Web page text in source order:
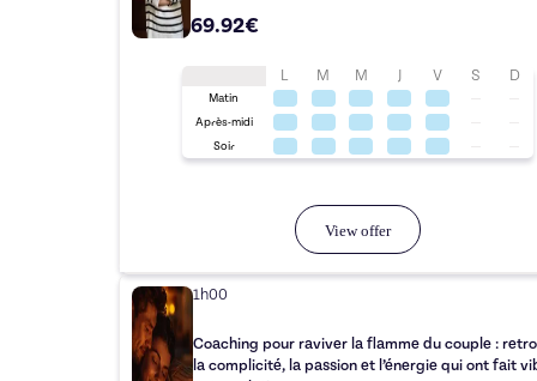
69.92€
L M M J V S D
Matin
Après-midi
Soir
View offer
1h00
Coaching pour raviver la flamme du couple : retrouvez
la complicité, la passion et l’énergie qui ont fait